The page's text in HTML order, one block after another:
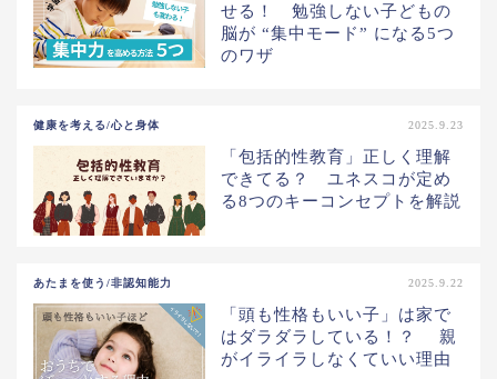
せる！ 勉強しない子どもの
脳が “集中モード” になる5つ
のワザ
健康を考える/心と身体 2025.9.23
「包括的性教育」正しく理解
できてる？ ユネスコが定め
る8つのキーコンセプトを解説
あたまを使う/非認知能力 2025.9.22
「頭も性格もいい子」は家で
はダラダラしている！？ 親
がイライラしなくていい理由